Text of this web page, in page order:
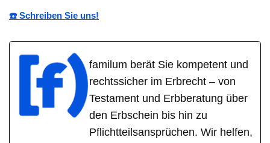
☎️ Schreiben Sie uns!
familum berät Sie kompetent und
rechtssicher im Erbrecht – von
Testament und Erbberatung über
den Erbschein bis hin zu
Pflichtteilsansprüchen. Wir helfen,